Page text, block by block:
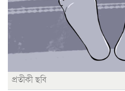
প্রতীকী ছবি